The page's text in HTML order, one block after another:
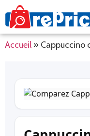
Accueil » Cappuccino